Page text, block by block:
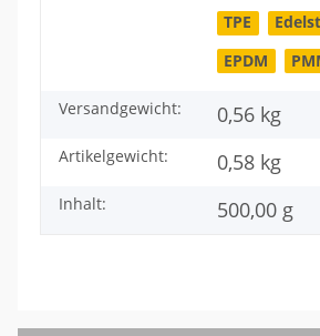
TPE
EPDM
Versandgewicht: 0,56 kg
Artikelgewicht: 0,58 kg
Inhalt: 500,00 g